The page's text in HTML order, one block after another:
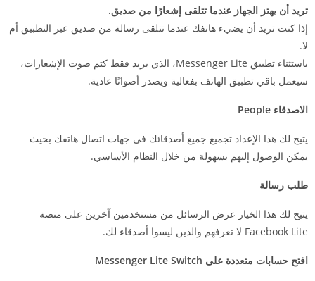
تريد أن يهتز الجهاز عندما تتلقى إشعارًا من صديق.
إذا كنت تريد أن يضيء هاتفك عندما تتلقى رسالة من صديق عبر التطبيق أم
لا.
باستثناء تطبيق Messenger Lite، الذي يريد فقط كتم صوت الإشعارات،
سيعمل باقي تطبيق الهاتف بفعالية ويصدر أصواتًا عادية.
الاصدقاء People
يتيح لك هذا الإعداد تجميع جميع أصدقائك في جهات اتصال هاتفك بحيث
يمكن الوصول إليهم بسهولة من خلال النظام الأساسي.
طلب رسالة
يتيح لك هذا الخيار عرض الرسائل من مستخدمين آخرين على منصة
Facebook Lite لا تعرفهم والذين ليسوا أصدقاء لك.
افتح حسابات متعددة على Messenger Lite Switch